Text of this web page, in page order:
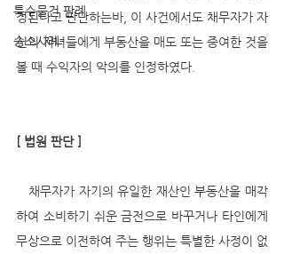
특수물건 판례
승소사례
정된다고 판단하는바, 이 사건에서도 채무자가 자
신의 자녀들에게 부동산을 매도 또는 증여한 것을
볼 때 수익자의 악의를 인정하였다.
[ 법원 판단 ]
​   채무자가 자기의 유일한 재산인 부동산을 매각
하여 소비하기 쉬운 금전으로 바꾸거나 타인에게
무상으로 이전하여 주는 행위는 특별한 사정이 없